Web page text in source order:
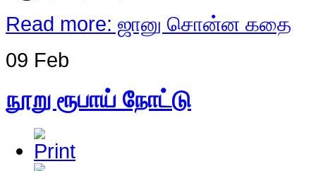
Read more: ஜானு சொன்ன கதை
09 Feb
நூறு ரூபாய் நோட்டு